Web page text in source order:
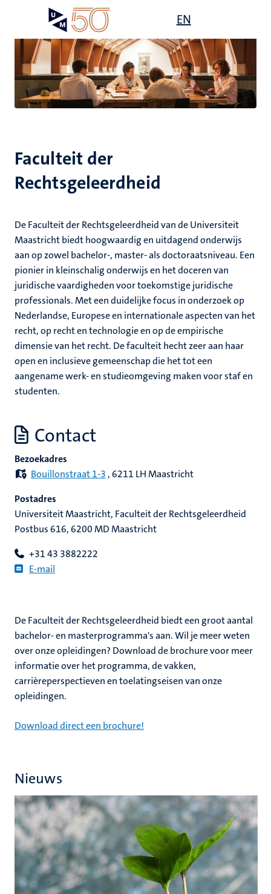
naar
inhoud
gaan
EN
the
Faculteit der
Rechtsgeleerdheid
De Faculteit der Rechtsgeleerdheid van de Universiteit
Maastricht biedt hoogwaardig en uitdagend onderwijs
aan op zowel bachelor-, master- als doctoraatsniveau. Een
pionier in kleinschalig onderwijs en het doceren van
juridische vaardigheden voor toekomstige juridische
professionals. Met een duidelijke focus in onderzoek op
Nederlandse, Europese en internationale aspecten van het
recht, op recht en technologie en op de empirische
dimensie van het recht. De faculteit hecht zeer aan haar
open en inclusieve gemeenschap die het tot een
aangename werk- en studieomgeving maken voor staf en
studenten.
Contact
Bezoekadres
Bouillonstraat 1-3 , 6211 LH Maastricht
Postadres
Universiteit Maastricht, Faculteit der Rechtsgeleerdheid
Postbus 616, 6200 MD Maastricht
+31 43 3882222
E-mail
De Faculteit der Rechtsgeleerdheid biedt een groot aantal
bachelor- en masterprogramma's aan. Wil je meer weten
over onze opleidingen? Download de brochure voor meer
informatie over het programma, de vakken,
carrièreperspectieven en toelatingseisen van onze
opleidingen.
Download direct een brochure!
Nieuws